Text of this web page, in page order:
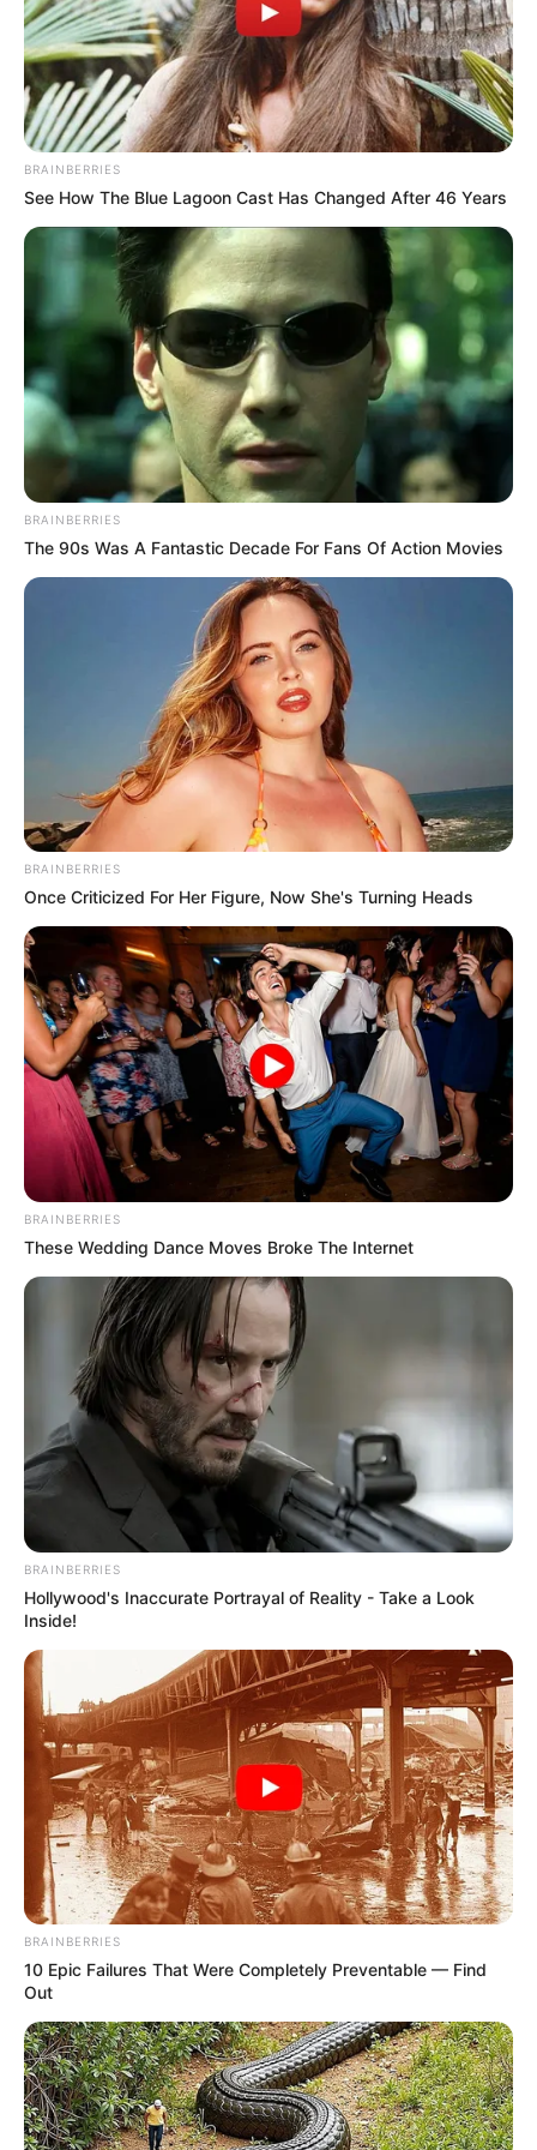
ΔΗΜΟΦΙΛΗ ΑΡΘΡΑ
Το τέρας που ζει στις υπόγειες στοές
του Αγίου Όρους..
Σάββατο, 17 Σεπτεμβρίου 2022, 16:21
Το τέρας που ζει στις...
Ο πόλεμος στην Ουκρανία
περνάει στην πολύ
σημαντική αλλά και
επικίνδυνη δεύτερη...
“Αντιεμβολιαστής,
ρωσόφιλος, ψεκασμένος”: το
τρίπτυχο του σύγχρονου
πολιτικού επαναστάτη.
χωρίς φθηνό ηλεκτρικό
ρεύμα, διολισθαίνει στη
φτώχεια...
και η ρωσική στρατηγική
που θυμίζει το Κουρσκ- Μια...
ΛΙΓΑ ΛΟΓΙΑ ΓΙΑ ΜΕΝΑ
Πέμπτη, 22 Οκτωβρίου 2020, 20:06
ΓΕΙΑ ΣΑΣ….ΚΑΛΩΣ ΗΛΘΑΤΕ ΣΤΗΝ ΙΣΤΟΣΕΛΙΔΑ...
BRAINBERRIES
See How The Blue Lagoon Cast Has Changed After 46 Years
BRAINBERRIES
The 90s Was A Fantastic Decade For Fans Of Action Movies
BRAINBERRIES
Once Criticized For Her Figure, Now She's Turning Heads
BRAINBERRIES
These Wedding Dance Moves Broke The Internet
BRAINBERRIES
Hollywood's Inaccurate Portrayal of Reality - Take a Look
Inside!
BRAINBERRIES
10 Epic Failures That Were Completely Preventable — Find
Out